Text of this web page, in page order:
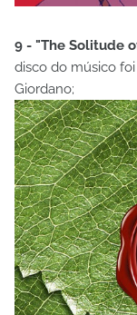
9 - "The Solitude
disco do músico
Giordano;